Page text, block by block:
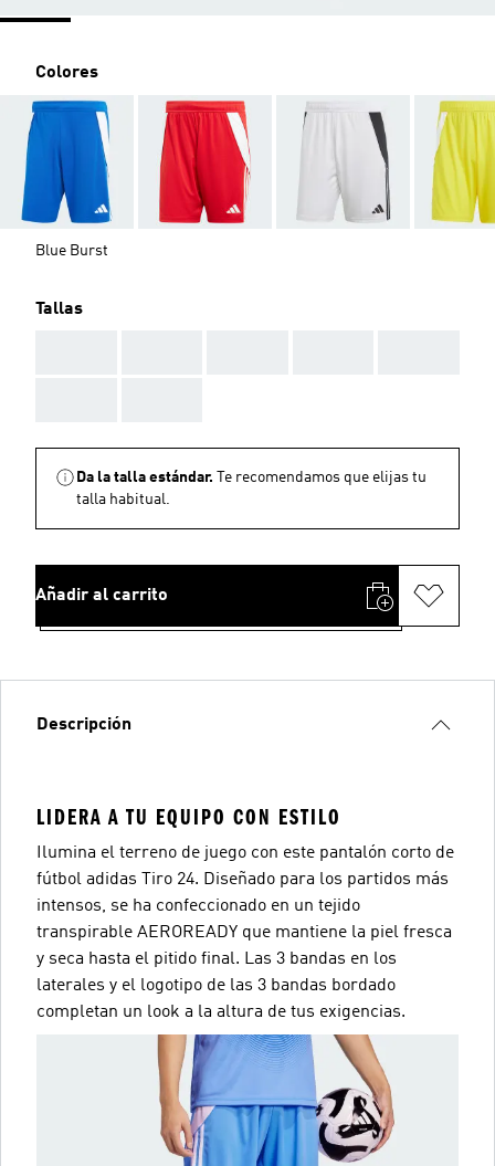
Colores
Blue Burst
Tallas
Da la talla estándar.
Te recomendamos que elijas tu
talla habitual.
Añadir al carrito
Descripción
LIDERA A TU EQUIPO CON ESTILO
Ilumina el terreno de juego con este pantalón corto de
fútbol adidas Tiro 24. Diseñado para los partidos más
intensos, se ha confeccionado en un tejido
transpirable AEROREADY que mantiene la piel fresca
y seca hasta el pitido final. Las 3 bandas en los
laterales y el logotipo de las 3 bandas bordado
completan un look a la altura de tus exigencias.